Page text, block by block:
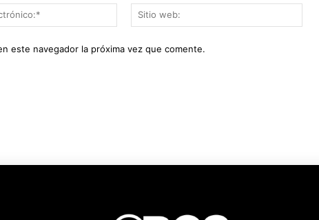
Correo
electrónico:*
web:
este navegador la próxima vez que comente.